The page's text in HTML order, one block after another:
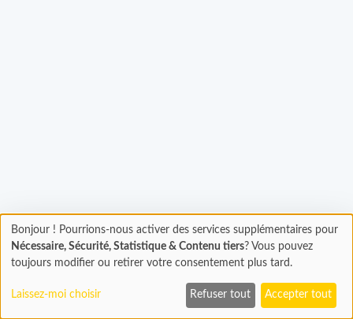
Chargement
En cours...
Bonjour ! Pourrions-nous activer des services supplémentaires pour
Nécessaire, Sécurité, Statistique & Contenu tiers? Vous pouvez
toujours modifier ou retirer votre consentement plus tard.
Laissez-moi choisir Refuser tout Accepter tout